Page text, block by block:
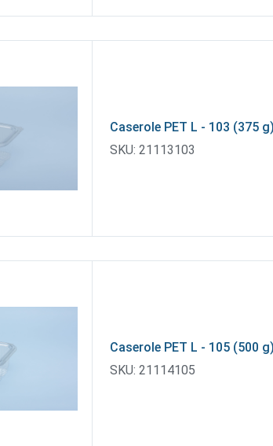
Caserole PET L - 103 (375
SKU: 21113103
Caserole PET L - 105 (500
SKU: 21114105